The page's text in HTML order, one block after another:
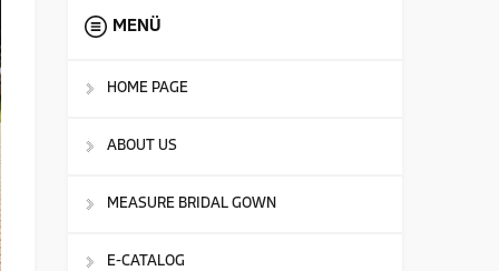
MENÜ
HOME PAGE
ABOUT US
MEASURE BRIDAL GOWN
E-CATALOG